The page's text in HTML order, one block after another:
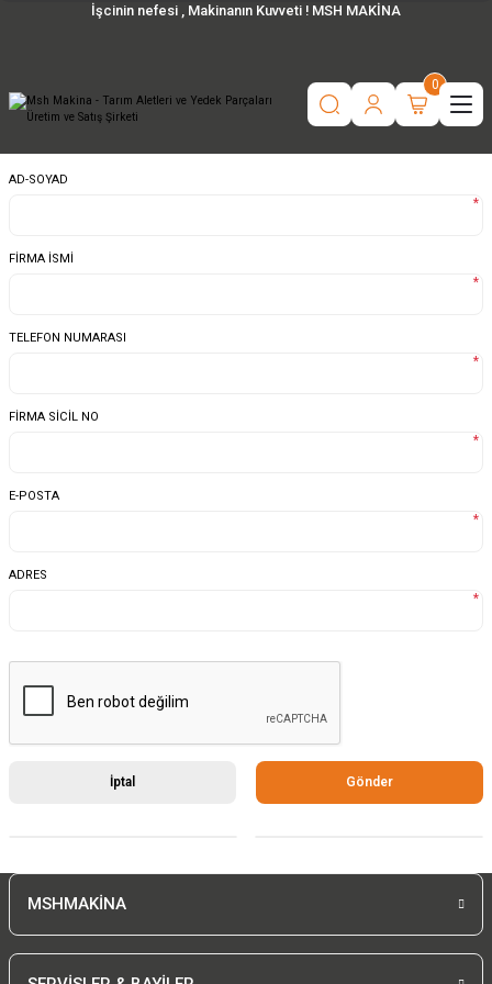
İşcinin nefesi , Makinanın Kuvveti ! MSH MAKİNA
0
AD-SOYAD
*
FİRMA İSMİ
*
TELEFON NUMARASI
*
FİRMA SİCİL NO
*
E-POSTA
*
ADRES
*
İptal Gönder
MSHMAKİNA